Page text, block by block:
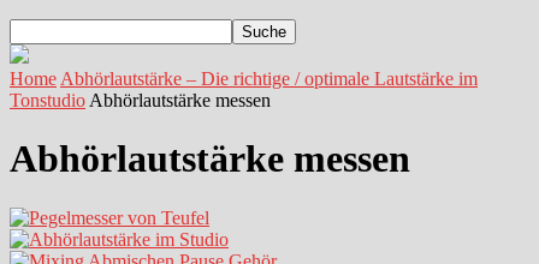
Home Abhörlautstärke – Die richtige / optimale Lautstärke im
Tonstudio Abhörlautstärke messen
Abhörlautstärke messen